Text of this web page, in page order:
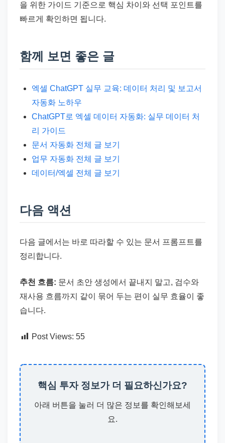
을 위한 가이드 기준으로 핵심 차이와 선택 포인트를
빠르게 확인하면 됩니다.
함께 보면 좋은 글
엑셀 ChatGPT 실무 교육: 데이터 처리 및 보고서
자동화 노하우
ChatGPT로 엑셀 데이터 자동화: 실무 데이터 처
리 가이드
문서 자동화 전체 글 보기
업무 자동화 전체 글 보기
데이터/엑셀 전체 글 보기
다음 액션
다음 글에서는 바로 따라할 수 있는 문서 프롬프트를
정리합니다.
추천 흐름: 문서 초안 생성에서 끝내지 말고, 검수와
재사용 흐름까지 같이 묶어 두는 편이 실무 효율이 좋
습니다.
Post Views: 55
핵심 투자 정보가 더 필요하신가요?
아래 버튼을 눌러 더 많은 정보를 확인해보세
요.